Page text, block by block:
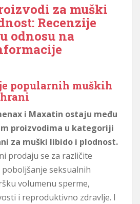
za muški
Recenzije
odnosu na
popularnih muških
i Maxatin ostaju među
proizvodima u kategoriji
za muški libido i plodnost.
prodaju se za različite
seksualnih
volumenu sperme,
i reproduktivno zdravlje. I